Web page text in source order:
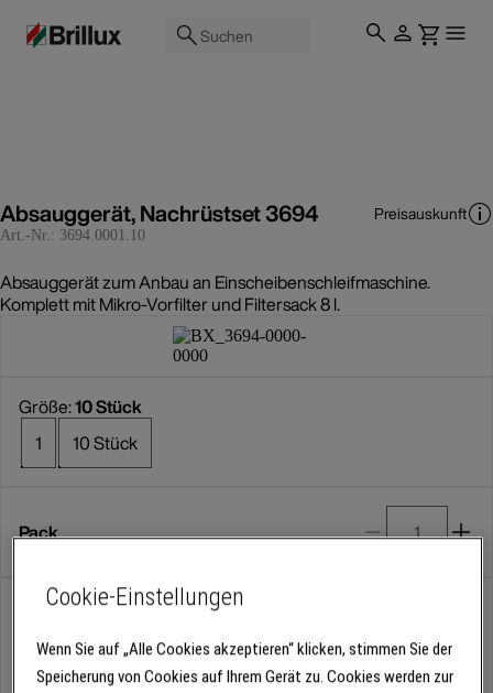
Suchen
Absauggerät, Nachrüstset 3694
Art.-Nr.: 3694.0001.10
Preisauskunft
Absauggerät zum Anbau an Einscheibenschleifmaschine.
Komplett mit Mikro-Vorfilter und Filtersack 8 l.
Größe:10 Stück
1
10 Stück
Pack
Abholung
Cookie-Einstellungen
Wenn Sie auf „Alle Cookies akzeptieren“ klicken, stimmen Sie der
Speicherung von Cookies auf Ihrem Gerät zu. Cookies werden zur